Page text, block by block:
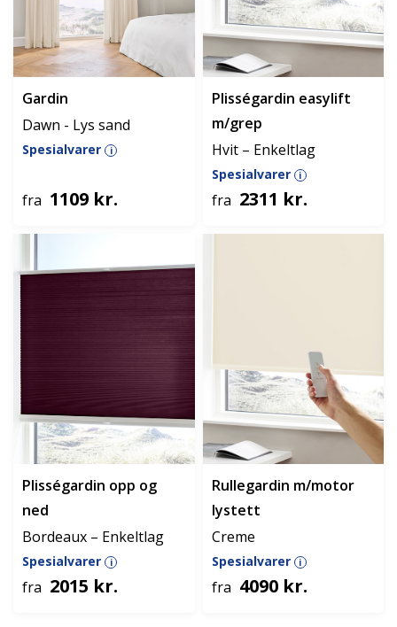
Gardin
Dawn - Lys sand
Spesialvarer i
fra 1109 kr.
Plisségardin easylift
m/grep
Hvit – Enkeltlag
Spesialvarer i
fra 2311 kr.
Plisségardin opp og
ned
Bordeaux – Enkeltlag
Spesialvarer i
fra 2015 kr.
Rullegardin m/motor
lystett
Creme
Spesialvarer i
fra 4090 kr.